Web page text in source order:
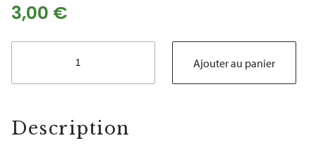
3,00 €
quantité
cerise
Bio
Ajouter au panier
Description